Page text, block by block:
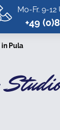
Mo-Fr. 9-
+49
Pula